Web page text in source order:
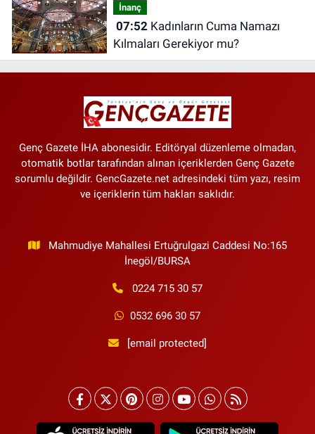
İnanç
07:52Kadınların Cuma Namazı
Kılmaları Gerekiyor mu?
Genç Gazete İHA abonesidir. Editöryal düzenleme olmadan,
otomatik botlar tarafından alınan içeriklerden Genç Gazete
sorumlu değildir. GencGazete.net adresindeki tüm yazı, resim
ve içeriklerin tüm hakları saklıdır.
Mahmudiye Mahallesi Ertuğrulgazi Caddesi No:165
İnegöl/BURSA
0224 715 30 57
0532 696 30 57
[email protected]